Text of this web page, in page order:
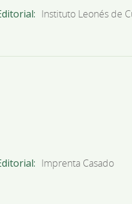
Instituto Leonés de
Imprenta Casado